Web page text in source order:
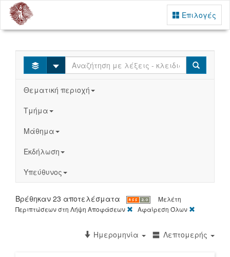
Επιλογές
Select Search
Θεματική περιοχή
Τμήμα
Μάθημα
Εκδήλωση
Υπεύθυνος
Βρέθηκαν 23 αποτελέσματα
Μελέτη
Περιπτώσεων στη Λήψη Αποφάσεων
[X]Αφαίρεση Όλων
Λεπτομερής
Ημερομηνία